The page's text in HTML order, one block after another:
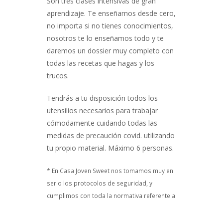
aprendizaje. Te enseñamos desde cero,
no importa si no tienes conocimientos,
nosotros te lo enseñamos todo y te
daremos un dossier muy completo con
todas las recetas que hagas y los
trucos.
Tendrás a tu disposición todos los
utensilios necesarios para trabajar
cómodamente cuidando todas las
medidas de precaución covid. utilizando
tu propio material. Máximo 6 personas.
* En Casa Joven Sweet nos tomamos muy en
serio los protocolos de seguridad, y
cumplimos con toda la normativa referente a